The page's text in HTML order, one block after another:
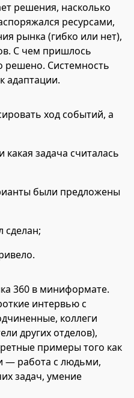
решения, насколько
ресурсами,
рынка (гибко или нет),
С чем пришлось
решено. Системность
адаптации.
ход событий, а
задача считалась
были предложены
сделан;
360 в миниформате.
интервью с
коллеги
других отделов),
примеры того как
— работа с людьми,
задач, умение